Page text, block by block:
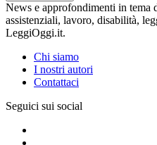
News e approfondimenti in tema
assistenziali, lavoro, disabilità,
LeggiOggi.it.
Chi siamo
I nostri autori
Contattaci
Seguici sui social